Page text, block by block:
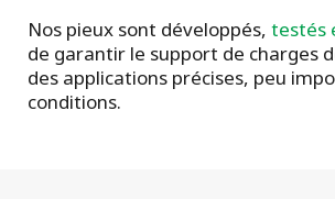
Nos pieux sont développés, testés
de garantir le support de charges
des applications précises, peu
conditions.